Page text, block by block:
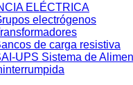
ELÉCTRICA
electrógenos
de carga resistiva
UPS Sistema de